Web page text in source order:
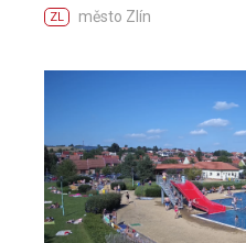
ZL město Zlín